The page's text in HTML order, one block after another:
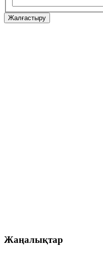
Жалғастыру
Жаңалықтар